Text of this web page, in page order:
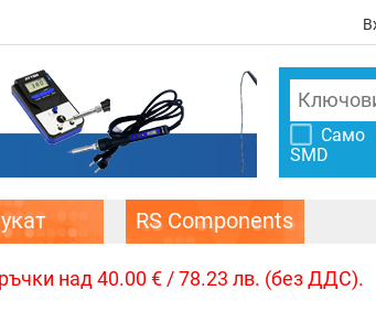
Само
SMD
RS Components
над 40.00 € / 78.23 лв. (без ДДС).